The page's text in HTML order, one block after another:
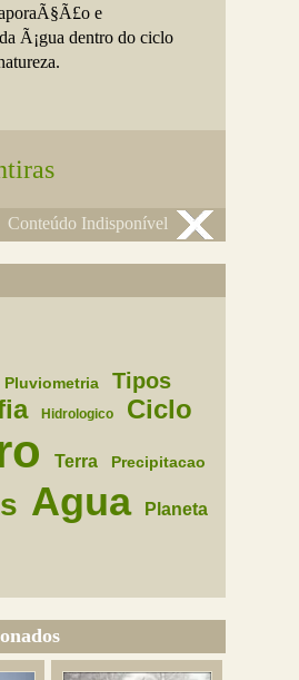
e
Ã¡gua dentro do ciclo
Conteúdo Indisponível
Pluviometria Tipos
Hidrologico Ciclo
Terra Precipitacao
Agua Planeta